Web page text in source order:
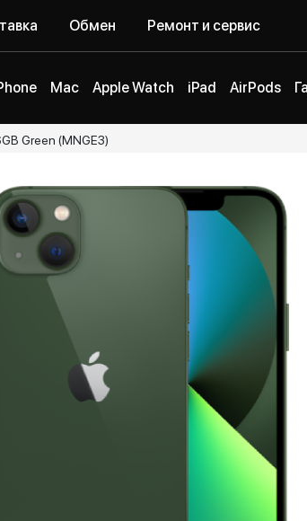
Обмен Ремонт и сервис
Mac Apple Watch iPad AirPods
Green (MNGE3)